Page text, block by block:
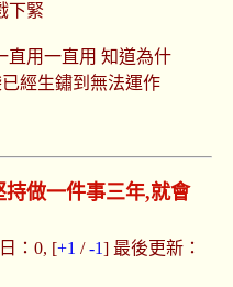
下緊
直用一直用 知道為什
經生鏽到無法運作
做一件事三年,就會
：0, [+1 /-1] 最後更新：